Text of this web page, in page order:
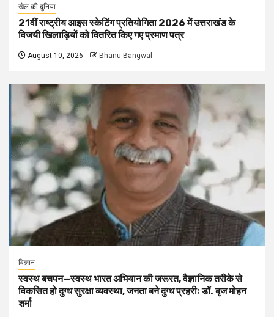
खेल की दुनिया
21वीं राष्ट्रीय आइस स्केटिंग प्रतियोगिता 2026 में उत्तराखंड के
विजयी खिलाड़ियों को वितरित किए गए प्रमाण पत्र
August 10, 2026 Bhanu Bangwal
विज्ञान
स्वस्थ बचपन—स्वस्थ भारत अभियान की जरूरत, वैज्ञानिक तरीके से
विकसित हो दुग्ध सुरक्षा व्यवस्था, जनता बने दुग्ध प्रहरीः डॉ. बृज मोहन
शर्मा